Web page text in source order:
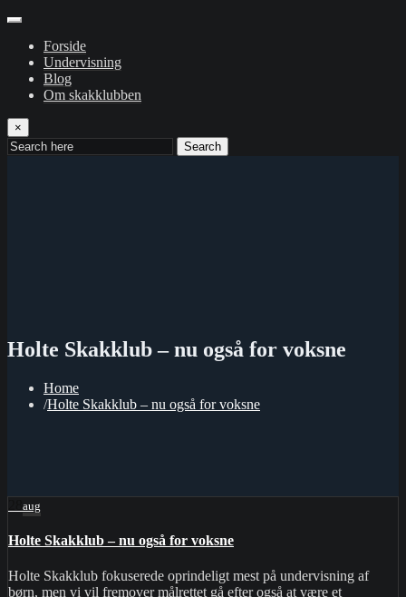
Forside
Undervisning
Blog
Om skakklubben
×
Search
Holte Skakklub – nu også for voksne
Home
Holte Skakklub – nu også for voksne
aug
Holte Skakklub – nu også for voksne
Holte Skakklub fokuserede oprindeligt mest på undervisning af
børn, men vi vil fremover målrettet gå efter også at være et